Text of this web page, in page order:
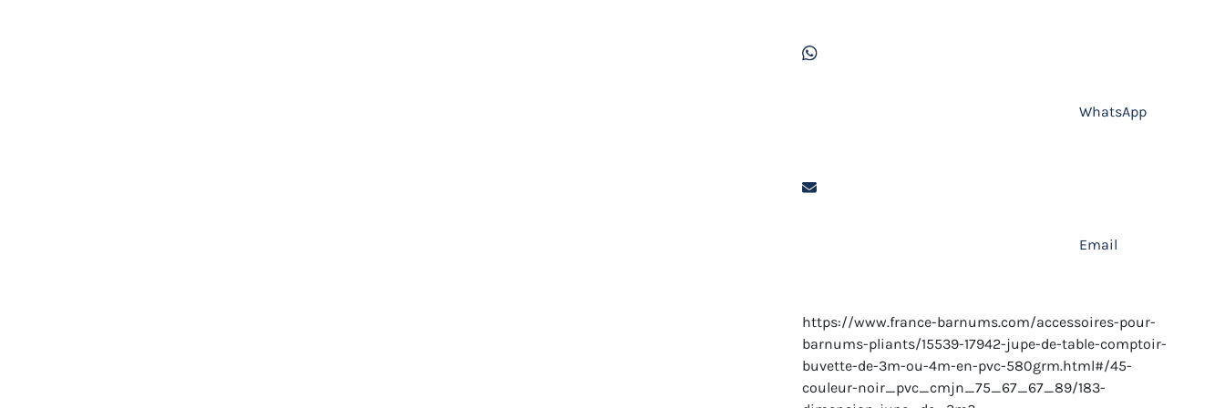
WhatsApp
Email
https://www.france-barnums.com/accessoires-pour-
barnums-pliants/15539-17942-jupe-de-table-comptoir-
buvette-de-3m-ou-4m-en-pvc-580grm.html#/45-
couleur-noir_pvc_cmjn_75_67_67_89/183-